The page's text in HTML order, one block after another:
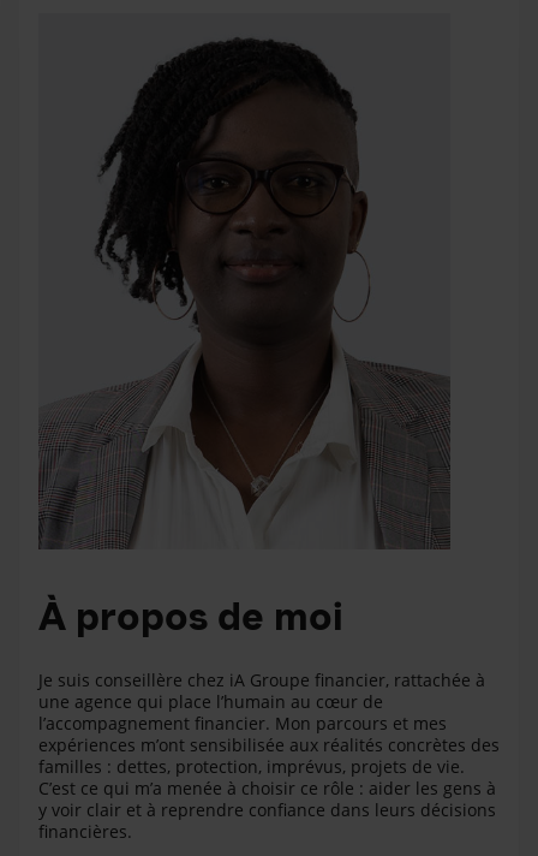
À propos de moi
Je suis conseillère chez iA Groupe financier, rattachée à
une agence qui place l’humain au cœur de
l’accompagnement financier. Mon parcours et mes
expériences m’ont sensibilisée aux réalités concrètes des
familles : dettes, protection, imprévus, projets de vie.
C’est ce qui m’a menée à choisir ce rôle : aider les gens à
y voir clair et à reprendre confiance dans leurs décisions
financières.